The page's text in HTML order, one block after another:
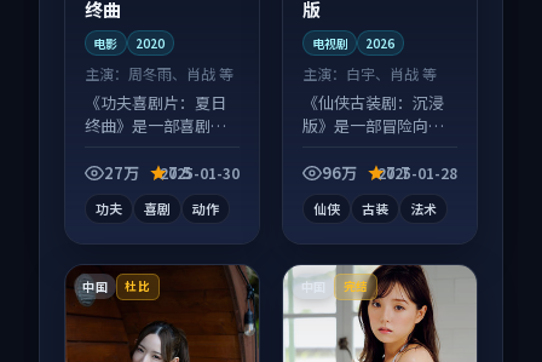
终曲
电影 2020
主演： 周冬雨、肖战 等
《功夫喜剧片：夏日
终曲》是一部喜剧向
在线，配乐与镜头配
27万 7.5
2025-01-30
功夫 喜剧 动作
版
电视剧 2026
主演： 白宇、肖战 等
《仙侠古装剧：沉浸
版》是一部冒险向电
别错过，字幕区常有
96万 7.7
2025-01-28
仙侠 古装 法术
中国 杜比 中国 完结